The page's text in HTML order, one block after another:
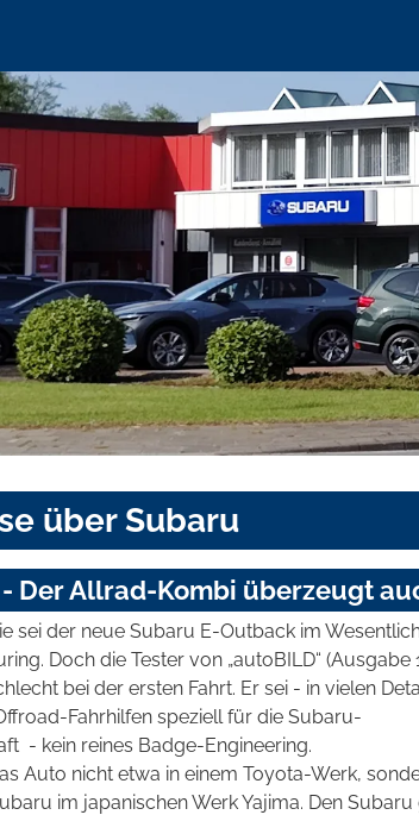
über Subaru
Der Allrad-Kombi überzeugt
sei der neue Subaru E-Outback im
Doch die Tester von „autoBILD“ (Ausgabe
bei der ersten Fahrt. Er sei - in vielen
Fahrhilfen speziell für die Subaru-
- kein reines Badge-Engineering.
Auto nicht etwa in einem Toyota-Werk,
im japanischen Werk Yajima. Den